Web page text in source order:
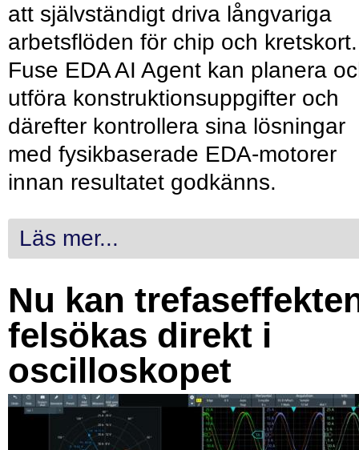
att självständigt driva långvariga
arbetsflöden för chip och kretskort.
Fuse EDA AI Agent kan planera
utföra konstruktionsuppgifter och
därefter kontrollera sina lösningar
med fysikbaserade EDA-motorer
innan resultatet godkänns.
Läs mer...
Nu kan
felsökas direkt i
oscilloskopet